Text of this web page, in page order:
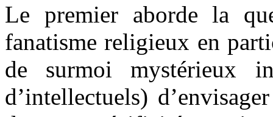
Le premier aborde la
fanatisme religieux en
de surmoi mystérieux
d’intellectuels)